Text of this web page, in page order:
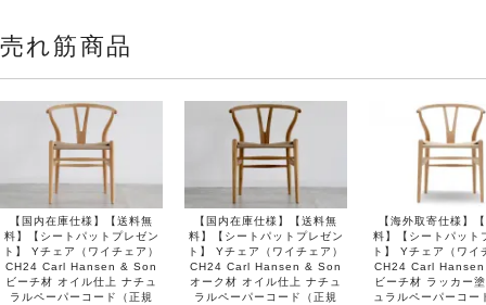
売れ筋商品
【国内在庫仕様】【送料無
料】【シートパットプレゼン
ト】 Yチェア（ワイチェア）
CH24 Carl Hansen & Son
ビーチ材 オイル仕上 ナチュ
ラルペーパーコード（正規
【国内在庫仕様】【送料無
料】【シートパットプレゼン
ト】 Yチェア（ワイチェア）
CH24 Carl Hansen & Son
オーク材 オイル仕上 ナチュ
ラルペーパーコード（正規
【海外取寄仕様】
料】【シートパット
ト】 Yチェア（ワイ
CH24 Carl
ビーチ材 ラッカー
ュラルペーパーコー